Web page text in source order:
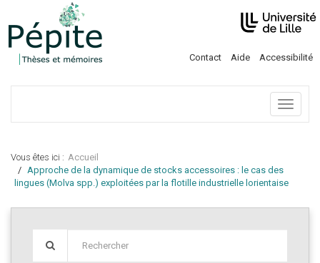
Contact Aide Accessibilité
Menu
Vous êtes ici : Accueil
Approche de la dynamique de stocks accessoires : le cas des
lingues (Molva spp.) exploitées par la flotille industrielle lorientaise